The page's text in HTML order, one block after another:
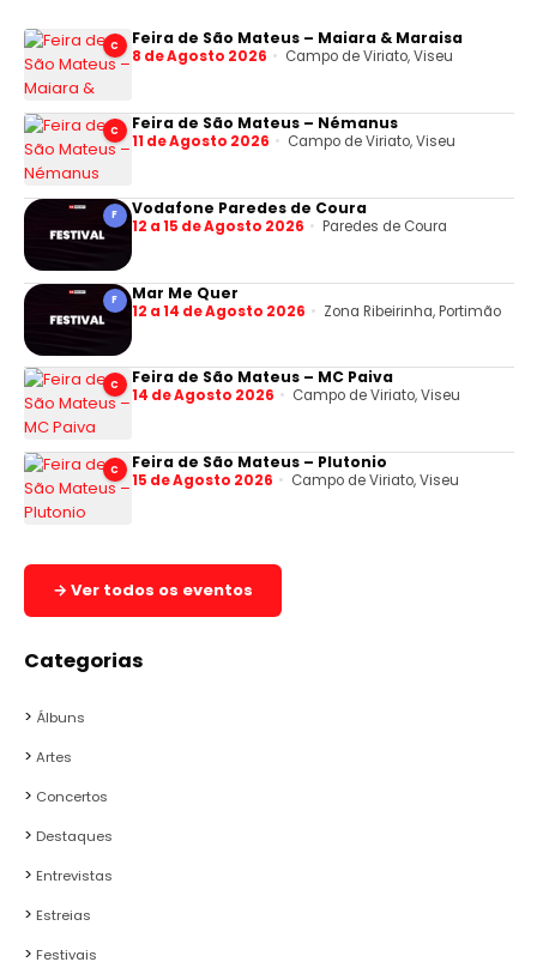
C Feira de São Mateus – Maiara & Maraisa
8 de Agosto 2026 Campo de Viriato, Viseu
C Feira de São Mateus – Némanus
11 de Agosto 2026 Campo de Viriato, Viseu
F Vodafone Paredes de Coura
12 a 15 de Agosto 2026 Paredes de Coura
F Mar Me Quer
12 a 14 de Agosto 2026 Zona Ribeirinha, Portimão
C Feira de São Mateus – MC Paiva
14 de Agosto 2026 Campo de Viriato, Viseu
C Feira de São Mateus – Plutonio
15 de Agosto 2026 Campo de Viriato, Viseu
→ Ver todos os eventos
Categorias
Álbuns
Artes
Concertos
Destaques
Entrevistas
Estreias
Festivais